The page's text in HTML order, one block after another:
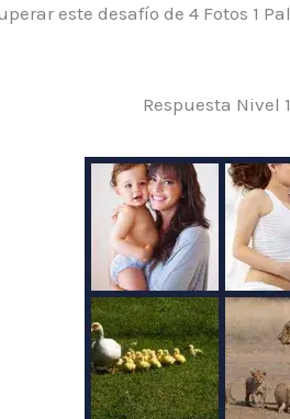
este desafío de 4 Fotos 1
Respuesta Nivel